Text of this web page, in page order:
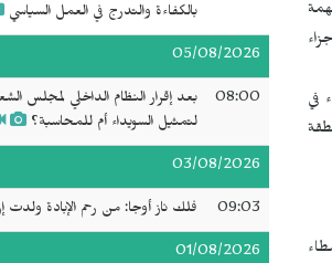
مهمة
في
بالكفاءة والتدرج في العمل السياسي
05/08/2026
08:00
بعد إقرار النظام الداخلي لمجلس
لتمثيل السويداء أم للمحاسبة؟
03/08/2026
09:03 فلك ناز أوجا: من رحم الإبادة ولدت
01/08/2026